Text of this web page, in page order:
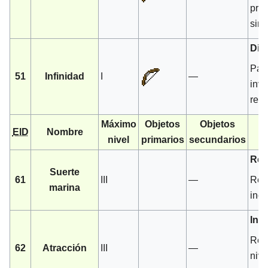
51 Infinidad —
EID Nombre
Máximo
nivel
Objetos
primarios
Objetos
secundarios
61
Suerte
marina
—
62 Atracción —